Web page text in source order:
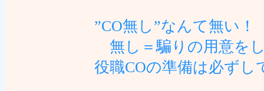
”CO無し”なんて無い
無し＝騙りの用意を
役職COの準備は必ずし